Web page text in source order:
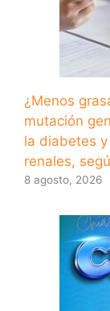
¿Menos
mutación
la diabetes
renales,
8 agosto, 2026